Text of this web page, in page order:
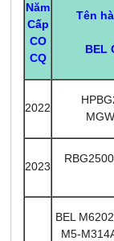
Năm
Cấp
CO
CQ
Tên
BEL
2022
2023
BEL
M5-